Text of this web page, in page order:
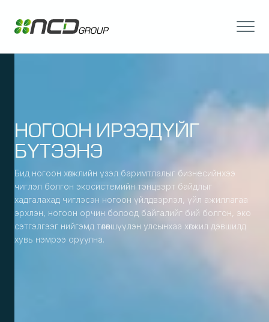
НОГООН ИРЭЭДҮЙГ
БҮТЭЭНЭ
Бид ногоон хөгжлийн үзэл баримтлалыг бизнесийнхээ
чиглэл болгон экосистемийн тэнцвэрт байдлыг
хадгалахад чиглэсэн ногоон үйлдвэрлэл, үйл ажиллагаа
эрхлэн, ногоон орчин болоод байгалийг бий болгон, эко
сэтгэлгээг нийгэмд төлөвшүүлэн улсынхаа хөгжил дэвшилд
хувь нэмрээ оруулна.